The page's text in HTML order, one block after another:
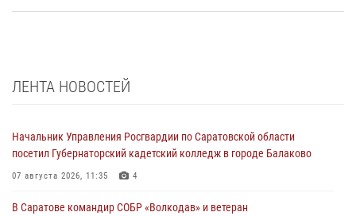
ЛЕНТА НОВОСТЕЙ
Начальник Управления Росгвардии по Саратовской области
посетил Губернаторский кадетский колледж в городе Балаково
07 августа 2026, 11:35 4
В Саратове командир СОБР «Волкодав» и ветеран